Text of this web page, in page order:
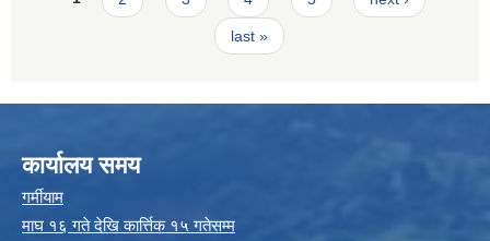
last »
कार्यालय समय
गर्मीयाम
माघ १६ गते देखि कार्त्तिक १५ गतेसम्म